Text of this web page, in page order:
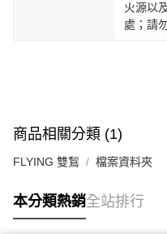
火源以
處；請
商品相關分類 (1)
FLYING 雙鶖 檔案資料夾
本分類熱銷全站排行